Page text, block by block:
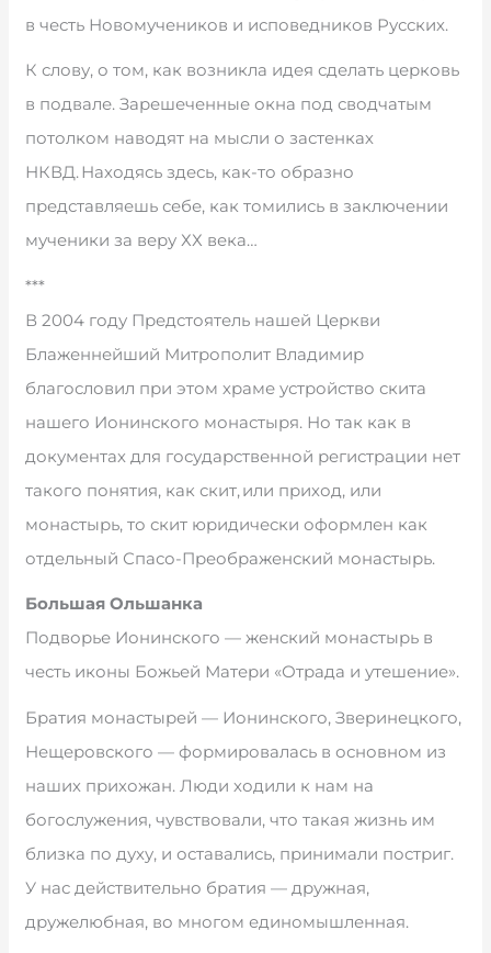
в честь Новомучеников и исповедников Русских.
К слову, о том, как возникла идея сделать церковь
в подвале. Зарешеченные окна под сводчатым
потолком наводят на мысли о застенках
НКВД. Находясь здесь, как-то образно
представляешь себе, как томились в заключении
мученики за веру ХХ века…
***
В 2004 году Предстоятель нашей Церкви
Блаженнейший Митрополит Владимир
благословил при этом храме устройство скита
нашего Ионинского монастыря. Но так как в
документах для государственной регистрации нет
такого понятия, как скит, или приход, или
монастырь, то скит юридически оформлен как
отдельный Спасо-Преображенский монастырь.
Большая Ольшанка
Подворье Ионинского — женский монастырь в
честь иконы Божьей Матери «Отрада и утешение».
Братия монастырей — Ионинского, Зверинецкого,
Нещеровского — формировалась в основном из
наших прихожан. Люди ходили к нам на
богослужения, чувствовали, что такая жизнь им
близка по духу, и оставались, принимали постриг.
У нас действительно братия — дружная,
дружелюбная, во многом единомышленная.